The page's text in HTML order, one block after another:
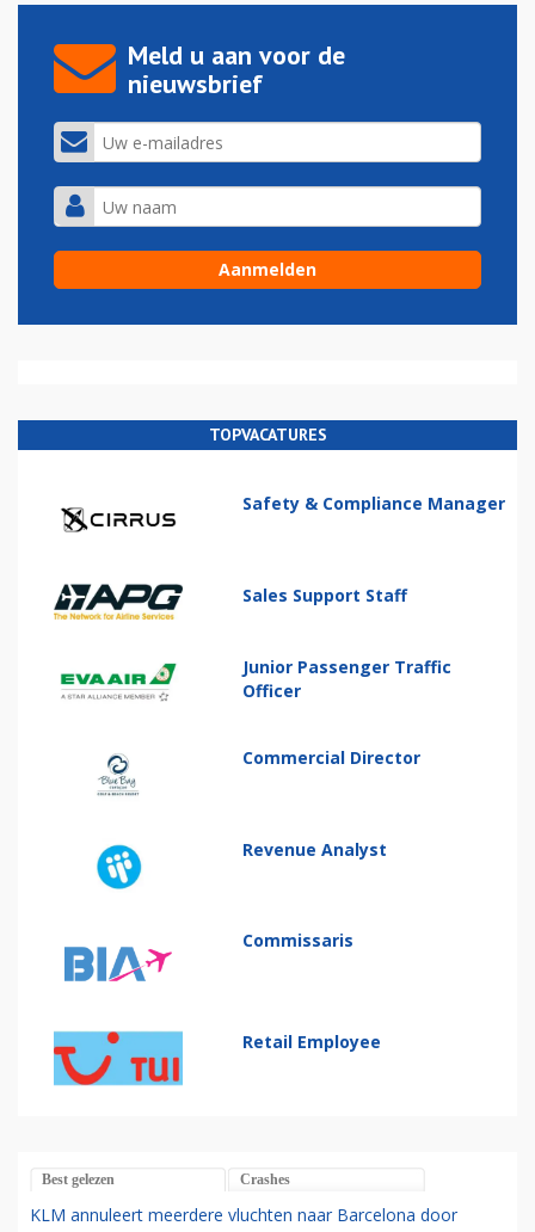
Meld u aan voor de
nieuwsbrief
TOPVACATURES
Safety & Compliance Manager
Sales Support Staff
Junior Passenger Traffic
Officer
Commercial Director
Revenue Analyst
Commissaris
Retail Employee
Best gelezen Crashes
KLM annuleert meerdere vluchten naar Barcelona door